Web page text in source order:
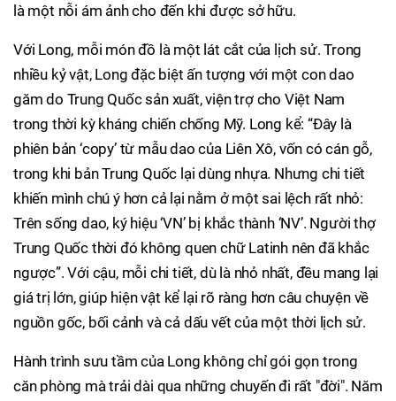
là một nỗi ám ảnh cho đến khi được sở hữu.
Với Long, mỗi món đồ là một lát cắt của lịch sử. Trong
nhiều kỷ vật, Long đặc biệt ấn tượng với một con dao
găm do Trung Quốc sản xuất, viện trợ cho Việt Nam
trong thời kỳ kháng chiến chống Mỹ. Long kể: “Đây là
phiên bản ‘copy’ từ mẫu dao của Liên Xô, vốn có cán gỗ,
trong khi bản Trung Quốc lại dùng nhựa. Nhưng chi tiết
khiến mình chú ý hơn cả lại nằm ở một sai lệch rất nhỏ:
Trên sống dao, ký hiệu ‘VN’ bị khắc thành ‘NV’. Người thợ
Trung Quốc thời đó không quen chữ Latinh nên đã khắc
ngược”. Với cậu, mỗi chi tiết, dù là nhỏ nhất, đều mang lại
giá trị lớn, giúp hiện vật kể lại rõ ràng hơn câu chuyện về
nguồn gốc, bối cảnh và cả dấu vết của một thời lịch sử.
Hành trình sưu tầm của Long không chỉ gói gọn trong
căn phòng mà trải dài qua những chuyến đi rất "đời". Năm